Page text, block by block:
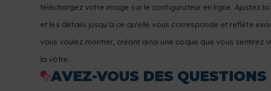
téléchargez votre image sur le configurateur en ligne. Ajustez
et les détails jusqu'à ce qu'elle vous corresponde et reflète
vous voulez montrer, créant ainsi une coque que vous sentirez
la vôtre.
AVEZ-VOUS DES QUESTIONS